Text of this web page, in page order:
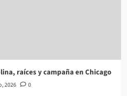
raíces y campaña en Chicago
2026 0